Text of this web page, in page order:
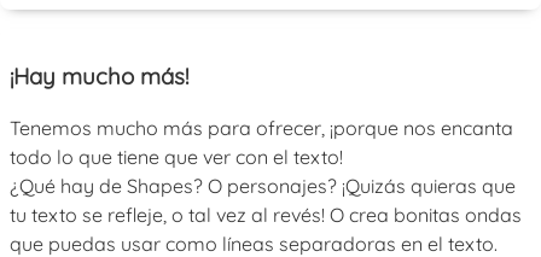
¡Hay mucho más!
Tenemos mucho más para ofrecer, ¡porque nos encanta
todo lo que tiene que ver con el texto!
¿Qué hay de Shapes? O personajes? ¡Quizás quieras que
tu texto se refleje, o tal vez al revés! O crea bonitas ondas
que puedas usar como líneas separadoras en el texto.